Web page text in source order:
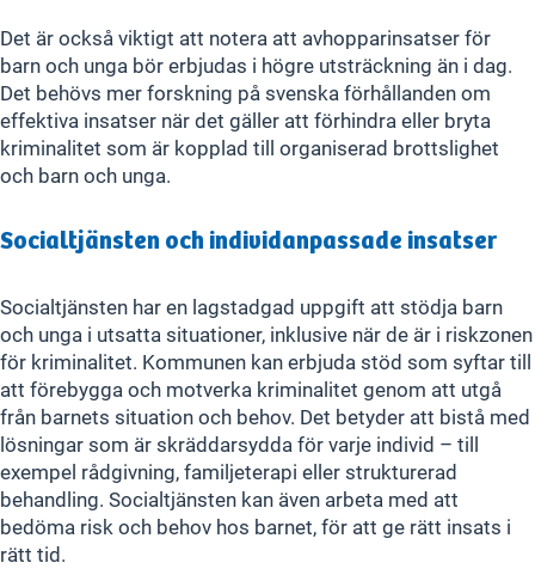
Det är också viktigt att notera att avhopparinsatser för
barn och unga bör erbjudas i högre utsträckning än i dag.
Det behövs mer forskning på svenska förhållanden om
effektiva insatser när det gäller att förhindra eller bryta
kriminalitet som är kopplad till organiserad brottslighet
och barn och unga.
Socialtjänsten och individanpassade insatser
Socialtjänsten har en lagstadgad uppgift att stödja barn
och unga i utsatta situationer, inklusive när de är i riskzonen
för kriminalitet. Kommunen kan erbjuda stöd som syftar till
att förebygga och motverka kriminalitet genom att utgå
från barnets situation och behov. Det betyder att bistå med
lösningar som är skräddarsydda för varje individ – till
exempel rådgivning, familjeterapi eller strukturerad
behandling. Socialtjänsten kan även arbeta med att
bedöma risk och behov hos barnet, för att ge rätt insats i
rätt tid.